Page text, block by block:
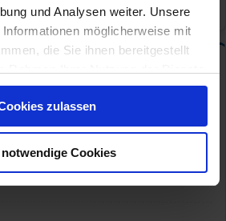
und Analysen weiter. Unsere
möglicherweise mit
die Sie ihnen bereitgestellt
zulassen
Cookies
Tischzeit